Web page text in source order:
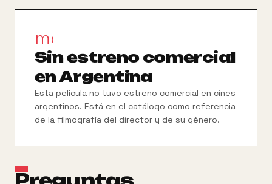
movie_filter
Sin estreno comercial
en Argentina
Esta película no tuvo estreno comercial en cines
argentinos. Está en el catálogo como referencia
de la filmografía del director y de su género.